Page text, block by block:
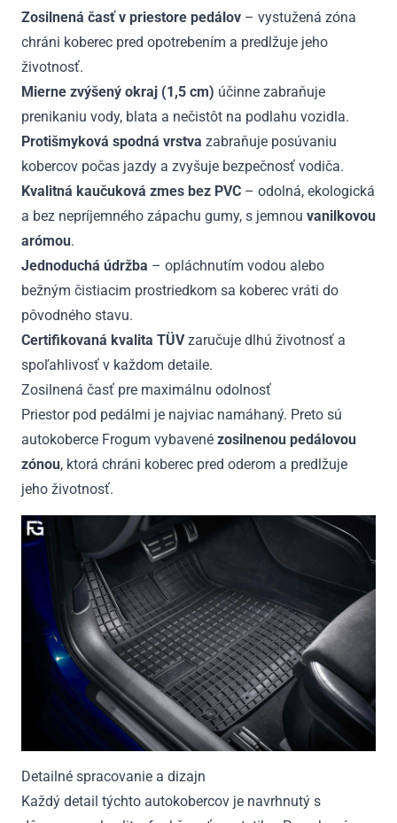
Zosilnená časť v priestore pedálov – vystužená zóna
chráni koberec pred opotrebením a predlžuje jeho
životnosť.
Mierne zvýšený okraj (1,5 cm) účinne zabraňuje
prenikaniu vody, blata a nečistôt na podlahu vozidla.
Protišmyková spodná vrstva zabraňuje posúvaniu
kobercov počas jazdy a zvyšuje bezpečnosť vodiča.
Kvalitná kaučuková zmes bez PVC – odolná, ekologická
a bez nepríjemného zápachu gumy, s jemnou vanilkovou
arómou.
Jednoduchá údržba – opláchnutím vodou alebo
bežným čistiacim prostriedkom sa koberec vráti do
pôvodného stavu.
Certifikovaná kvalita TÜVzaručuje dlhú životnosť a
spoľahlivosť v každom detaile.
Zosilnená časť pre maximálnu odolnosť
Priestor pod pedálmi je najviac namáhaný. Preto sú
autokoberce Frogum vybavené zosilnenou pedálovou
zónou, ktorá chráni koberec pred oderom a predlžuje
jeho životnosť.
Detailné spracovanie a dizajn
Každý detail týchto autokobercov je navrhnutý s